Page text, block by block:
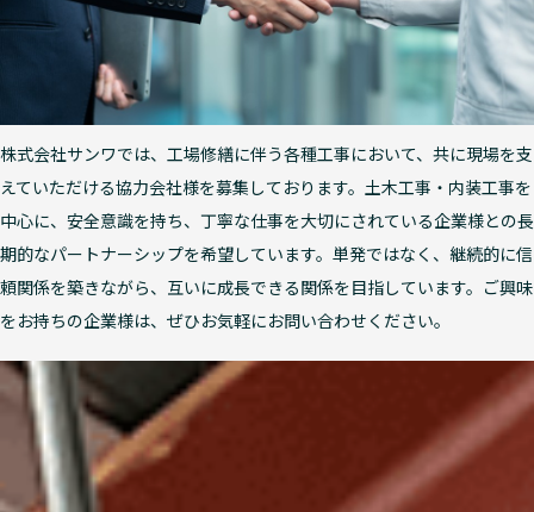
株式会社サンワでは、工場修繕に伴う各種工事において、共に現場を支
えていただける協力会社様を募集しております。土木工事・内装工事を
中心に、安全意識を持ち、丁寧な仕事を大切にされている企業様との長
期的なパートナーシップを希望しています。単発ではなく、継続的に信
頼関係を築きながら、互いに成長できる関係を目指しています。ご興味
をお持ちの企業様は、ぜひお気軽にお問い合わせください。